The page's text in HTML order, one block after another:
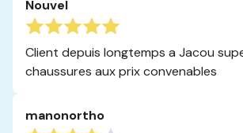
Nouvel
Client depuis longtemps a Jacou
chaussures aux prix convenables
manonortho